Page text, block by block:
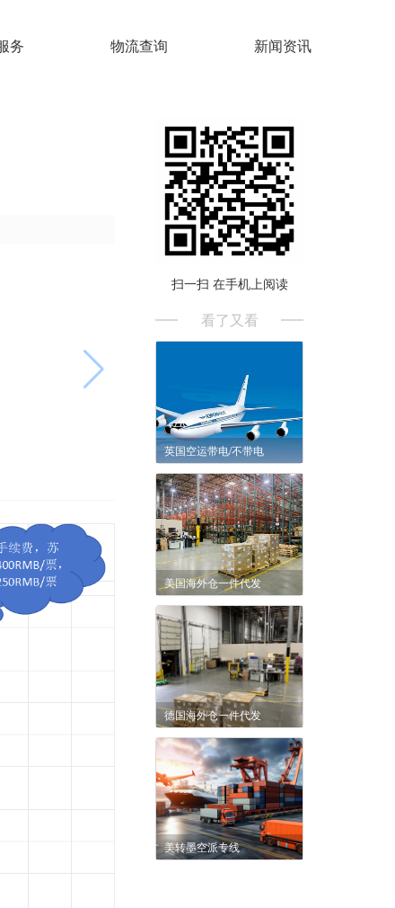
务 物流查询 新闻资讯
扫一扫 在手机上阅读
看了又看
英国空运带电/不带电
美国海外仓一件代发
德国海外仓一件代发
美转墨空派专线